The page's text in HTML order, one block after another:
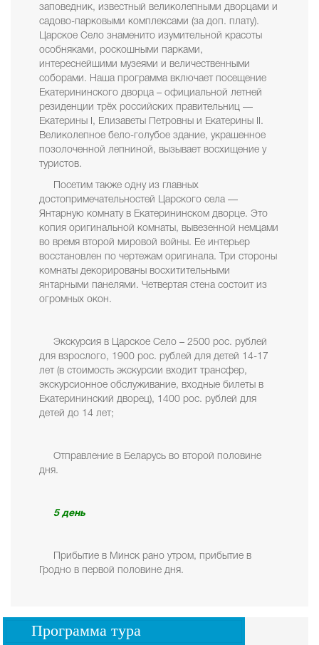
заповедник, известный великолепными дворцами и
садово-парковыми комплексами (за доп. плату).
Царское Село знаменито изумительной красоты
особняками, роскошными парками,
интереснейшими музеями и величественными
соборами. Наша программа включает посещение
Екатерининского дворца – официальной летней
резиденции трёх российских правительниц —
Екатерины I, Елизаветы Петровны и Екатерины II.
Великолепное бело-голубое здание, украшенное
позолоченной лепниной, вызывает восхищение у
туристов.
Посетим также одну из главных
достопримечательностей Царского села —
Янтарную комнату в Екатерининском дворце. Это
копия оригинальной комнаты, вывезенной немцами
во время второй мировой войны. Ее интерьер
восстановлен по чертежам оригинала. Три стороны
комнаты декорированы восхитительными
янтарными панелями. Четвертая стена состоит из
огромных окон.
Экскурсия в Царское Село – 2500 рос. рублей
для взрослого, 1900 рос. рублей для детей 14-17
лет (в стоимость экскурсии входит трансфер,
экскурсионное обслуживание, входные билеты в
Екатерининский дворец), 1400 рос. рублей для
детей до 14 лет;
Отправление в Беларусь во второй половине
дня.
5 день
Прибытие в Минск рано утром, прибытие в
Гродно в первой половине дня.
Программа тура